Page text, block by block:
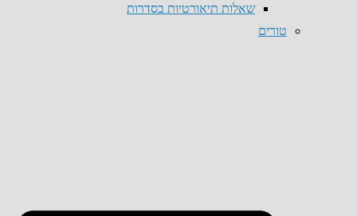
שאלות תיאורטיות בסדרות
טורים